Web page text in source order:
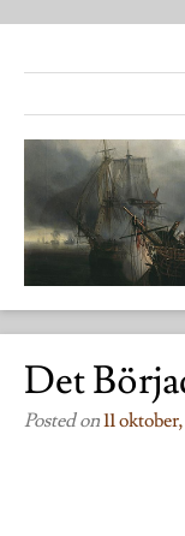
Det
Posted on11